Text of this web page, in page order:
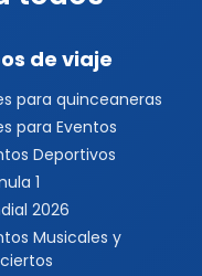
de viaje
para quinceaneras
para Eventos
Deportivos
1
2026
Musicales y